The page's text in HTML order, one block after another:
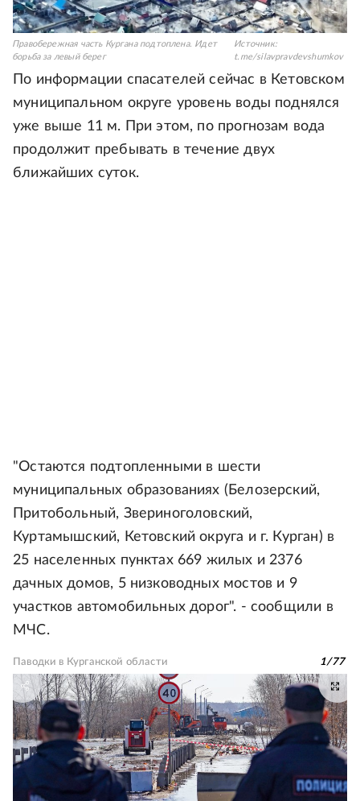
Правобережная часть Кургана подтоплена. Идет
борьба за левый берег
Источник:
t.me/silavpravdevshumkov
По информации спасателей сейчас в Кетовском
муниципальном округе уровень воды поднялся
уже выше 11 м. При этом, по прогнозам вода
продолжит пребывать в течение двух
ближайших суток.
"Остаются подтопленными в шести
муниципальных образованиях (Белозерский,
Притобольный, Звериноголовский,
Куртамышский, Кетовский округа и г. Курган) в
25 населенных пунктах 669 жилых и 2376
дачных домов, 5 низководных мостов и 9
участков автомобильных дорог". - сообщили в
МЧС.
Паводки в Курганской области 1/77